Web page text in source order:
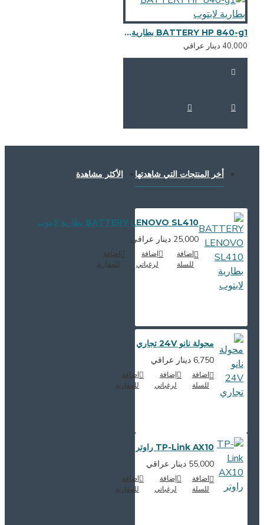
BATTERY HP 840-g1 بطارية لابتوب
دينار عراقي
أخر المنتجات التي شاهدتها الأكثر مشاهدة
BATTERY LENOVO SL410 بطارية لابتوب
25,000 دينار عراقي
اضافة
إضافة
لرغباتي
للمقارنة
محولة نانو 24V تجاري
6,750 دينار عراقي
اضافة
للسلة
إضافة
لرغباتي
اضافة
للمقارنة
TP-Link AX10 راوتر
55,000 دينار عراقي
اضافة
للسلة
إضافة
لرغباتي
اضافة
للمقارنة